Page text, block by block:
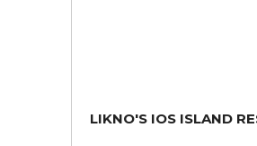
LIKNO'S IOS ISLAND